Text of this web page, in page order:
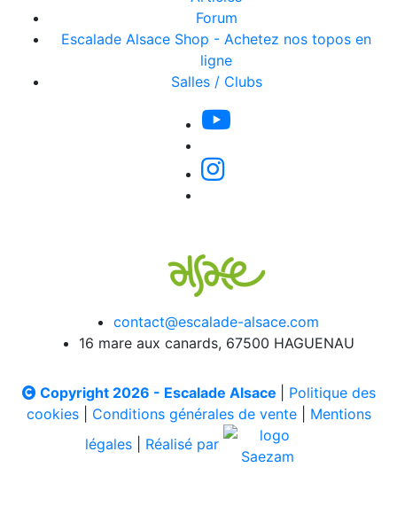
Forum
Escalade Alsace Shop - Achetez nos topos en
ligne
Salles / Clubs
contact@escalade-alsace.com
16 mare aux canards, 67500 HAGUENAU
Copyright 2026 - Escalade Alsace
Politique des
cookies| Conditions générales de vente| Mentions
légales
Réalisé par